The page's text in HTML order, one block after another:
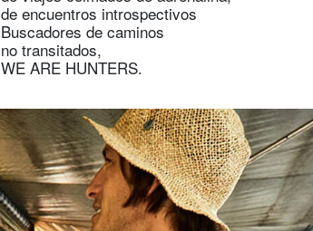
de encuentros introspectivos
Buscadores de caminos
no transitados,
WE ARE HUNTERS.